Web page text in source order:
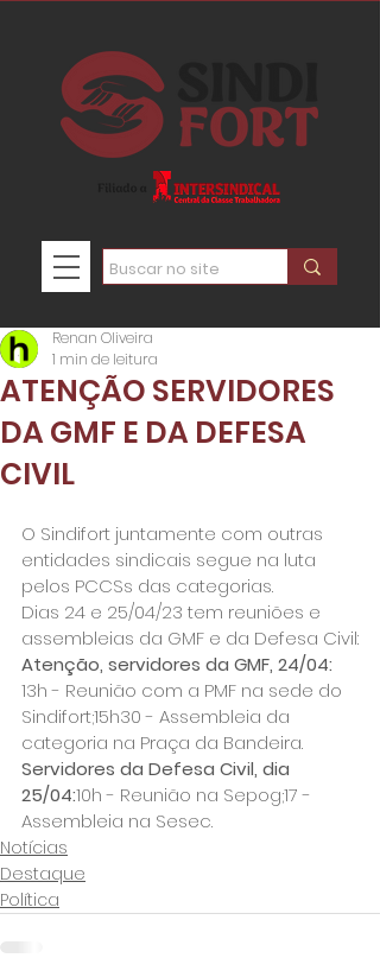
ATENÇÃO SERVIDORES
DA GMF E DA DEFESA
CIVIL
Renan Oliveira
1 min de leitura
O Sindifort juntamente com outras
entidades sindicais segue na luta
pelos PCCSs das categorias.
Dias 24 e 25/04/23 tem reuniões e
assembleias da GMF e da Defesa Civil:
Atenção, servidores da GMF, 24/04:
13h - Reunião com a PMF na sede do
Sindifort;15h30 - Assembleia da
categoria na Praça da Bandeira.
Servidores da Defesa Civil, dia
25/04:10h - Reunião na Sepog;17 -
Assembleia na Sesec.
Notícias
Destaque
Política